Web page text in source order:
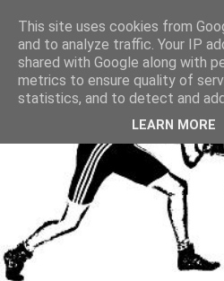
This site uses cookies from
and to analyze traffic. Your IP
shared with Google along with
metrics to ensure quality of
statistics, and to detect and
LEARN MORE